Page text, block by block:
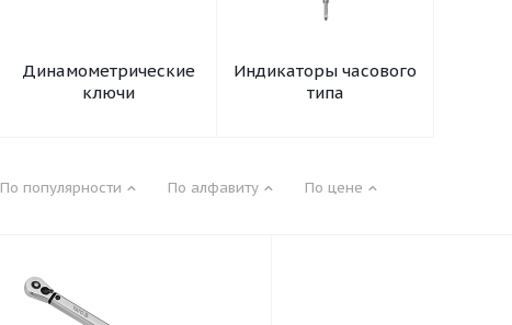
Динамометрические
ключи
Индикаторы часового
типа
По популярности По алфавиту По цене